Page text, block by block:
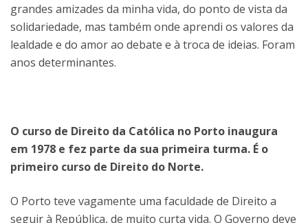
grandes amizades da minha vida, do ponto de vista da
solidariedade, mas também onde aprendi os valores da
lealdade e do amor ao debate e à troca de ideias. Foram
anos determinantes.
O curso de Direito da Católica no Porto inaugura
em 1978 e fez parte da sua primeira turma. É o
primeiro curso de Direito do Norte.
O Porto teve vagamente uma faculdade de Direito a
seguir à República, de muito curta vida. O Governo deve